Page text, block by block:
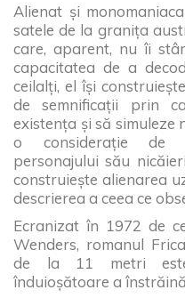
Alienat și
satele de la granița
care, aparent, nu îi
capacitatea de a
ceilalți, el își
de semnificații prin
existența și să simuleze
o considerație de
personajului său
construiește alienarea
descrierea a ceea ce
Ecranizat în 1972 de
Wenders, romanul
de la 11 metri
înduioșătoare a